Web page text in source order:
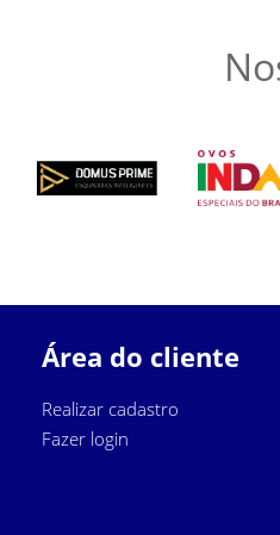
Área do cliente
Realizar cadastro
Fazer login